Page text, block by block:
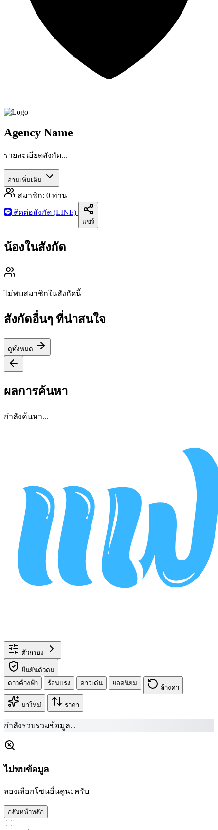
Agency Name
รายละเอียดสังกัด...
อ่านเพิ่มเติม
สมาชิก: 0 ท่าน
ติดต่อสังกัด (LINE)
แชร์
น้องในสังกัด
ไม่พบสมาชิกในสังกัดนี้
สังกัดอื่นๆ ที่น่าสนใจ
ดูทั้งหมด
ผลการค้นหา
กำลังค้นหา...
ตัวกรอง
ยืนยันตัวตน
ดาวค้างฟ้า
ร้อนแรง ดาวเด่น ยอดนิยม
ล้างค่า
มาใหม่ ราคา
กำลังรวบรวมข้อมูล...
ไม่พบข้อมูล
ลองเลือกโซนอื่นดูนะครับ
กลับหน้าหลัก